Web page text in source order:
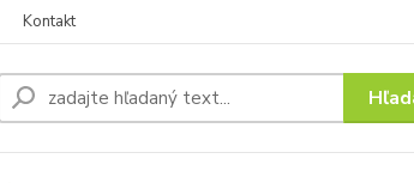
Kontakt